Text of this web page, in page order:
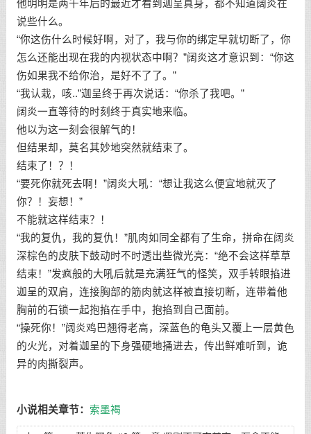
他明明是两千年后的最近才看到迦呈真身，都不知道阔炎在
说些什么。
“你这伤什么时候好啊，对了，我与你的绑定早就切断了，你
怎么还能出现在我的内视状态中啊？”阔炎这才意识到：“你这
伤如果我不给你治，是好不了了。”
“我认栽，咳..”迦呈终于再次说话：“你杀了我吧。”
阔炎一直等待的时刻终于真实地来临。
他以为这一刻会很解气的！
但结果却，莫名其妙地突然就结束了。
结束了！？！
“要死你就死去啊！”阔炎大吼：“想让我这么便宜地就灭了
你？！妄想！”
不能就这样结束？！
“我的复仇，我的复仇！”肌肉如同全都有了生命，拼命在阔炎
深棕色的皮肤下鼓动时不时透出些微光亮：“绝不会这样草草
结束！”发疯般的大吼后就是充满狂气的怪笑，双手转眼掐进
迦呈的双肩，连接胸部的筋肉就这样被直接切断，连带着他
胸前的石锁一起抱掐在手中，抱掐到自己面前。
“操死你！”阔炎鸡巴翘得老高，深蓝色的龟头又覆上一层黄色
的火光，对着迦呈的下身强硬地捅进去，传出鲜难听到，诡
异的肉撕裂声。
小说相关章节： 索墨褐